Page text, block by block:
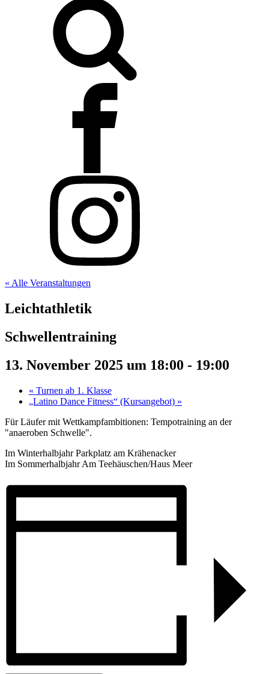
« Alle Veranstaltungen
Leichtathletik
Schwellentraining
13. November 2025 um 18:00 - 19:00
« Turnen ab 1. Klasse
„Latino Dance Fitness“ (Kursangebot) »
Für Läufer mit Wettkampfambitionen: Tempotraining an der
"anaeroben Schwelle".
Im Winterhalbjahr Parkplatz am Krähenacker
Im Sommerhalbjahr Am Teehäuschen/Haus Meer